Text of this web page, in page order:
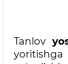
Tanlov